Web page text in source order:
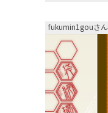
fukumin1gouさん